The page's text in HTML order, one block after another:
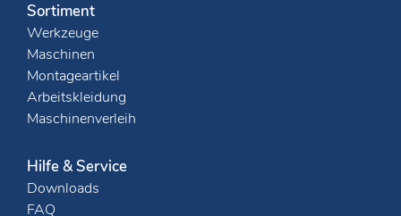
Sortiment
Werkzeuge
Maschinen
Montageartikel
Arbeitskleidung
Maschinenverleih
Hilfe & Service
Downloads
FAQ